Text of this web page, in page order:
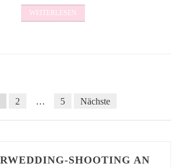
WEITERLESEN
2 5 Nächste
SHOOTING AN